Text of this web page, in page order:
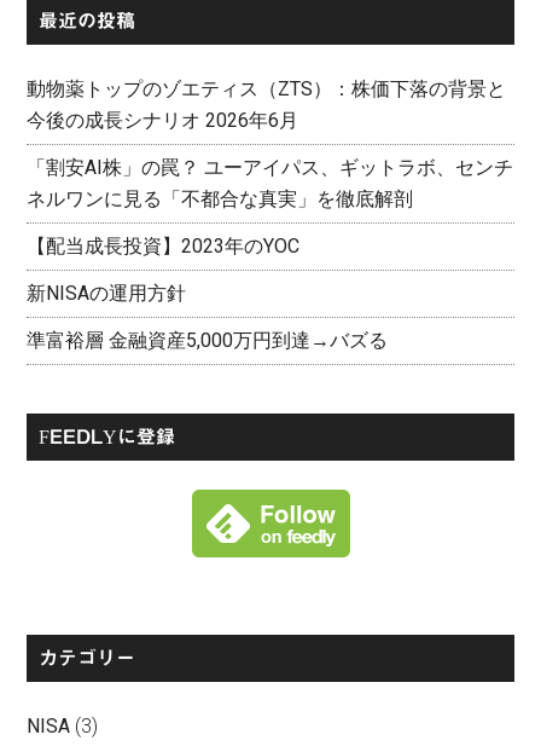
最近の投稿
動物薬トップのゾエティス（ZTS）：株価下落の背景と
今後の成長シナリオ 2026年6月
「割安AI株」の罠？ ユーアイパス、ギットラボ、センチ
ネルワンに見る「不都合な真実」を徹底解剖
【配当成長投資】2023年のYOC
新NISAの運用方針
準富裕層 金融資産5,000万円到達→バズる
FEEDLYに登録
カテゴリー
NISA (3)